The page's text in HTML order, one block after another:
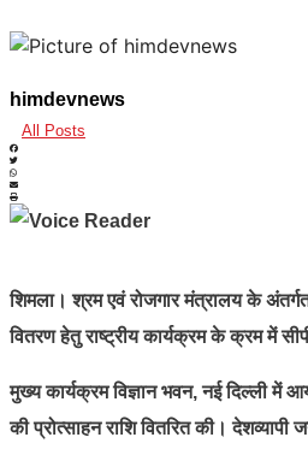
himdevnews
All Posts
शिमला। श्रम एवं रोजगार मंत्रालय के अंतर्गत
वितरण हेतु राष्ट्रीय कार्यक्रम के क्रम में
मुख्य कार्यक्रम विज्ञान भवन, नई दिल्ली में
की प्रोत्साहन राशि वितरित की।